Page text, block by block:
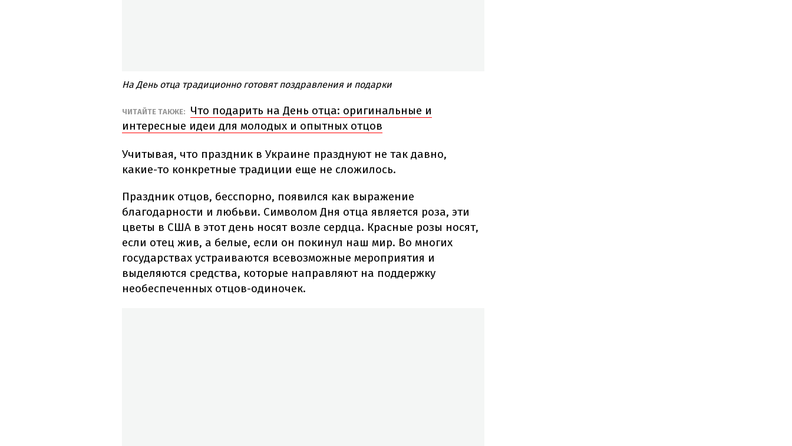
На День отца традиционно готовят поздравления и подарки
ЧИТАЙТЕ ТАКЖЕ:
Что подарить на День отца: оригинальные и
интересные идеи для молодых и опытных отцов
Учитывая, что праздник в Украине празднуют не так давно,
какие-то конкретные традиции еще не сложилось.
Праздник отцов, бесспорно, появился как выражение
благодарности и любьви. Символом Дня отца является роза, эти
цветы в США в этот день носят возле сердца. Красные розы носят,
если отец жив, а белые, если он покинул наш мир. Во многих
государствах устраиваются всевозможные мероприятия и
выделяются средства, которые направляют на поддержку
необеспеченных отцов-одиночек.